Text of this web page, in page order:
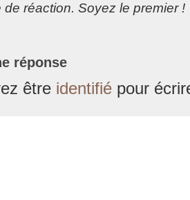
de réaction. Soyez le premier !
réponse
être identifié pour